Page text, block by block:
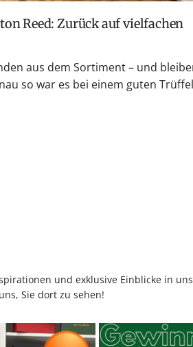
aus dem Sortiment – und
so war es bei einem guten
und exklusive Einblicke in
Sie dort zu sehen!